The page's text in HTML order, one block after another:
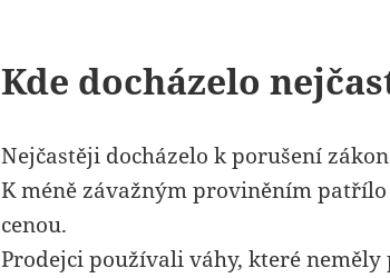
Kde docházelo
Nejčastěji docházelo k porušení
K méně závažným proviněním
cenou.
Prodejci používali váhy, které